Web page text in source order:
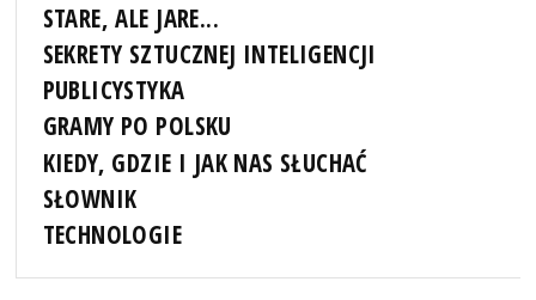
STARE, ALE JARE...
SEKRETY SZTUCZNEJ INTELIGENCJI
PUBLICYSTYKA
GRAMY PO POLSKU
KIEDY, GDZIE I JAK NAS SŁUCHAĆ
SŁOWNIK
TECHNOLOGIE